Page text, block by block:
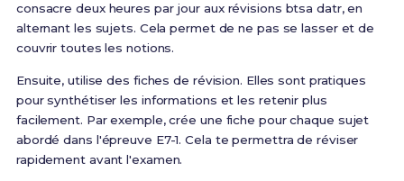
consacre deux heures par jour aux révisions btsa datr, en
alternant les sujets. Cela permet de ne pas se lasser et de
couvrir toutes les notions.
Ensuite, utilise des fiches de révision. Elles sont pratiques
pour synthétiser les informations et les retenir plus
facilement. Par exemple, crée une fiche pour chaque sujet
abordé dans l'épreuve E7-1. Cela te permettra de réviser
rapidement avant l'examen.